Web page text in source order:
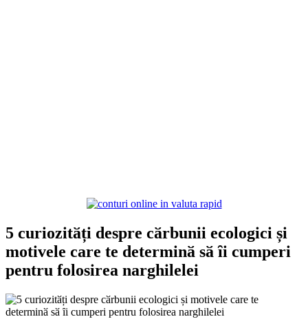
5 curiozitӑți despre cӑrbunii ecologici și
motivele care te determinӑ sӑ ȋi cumperi
pentru folosirea narghilelei